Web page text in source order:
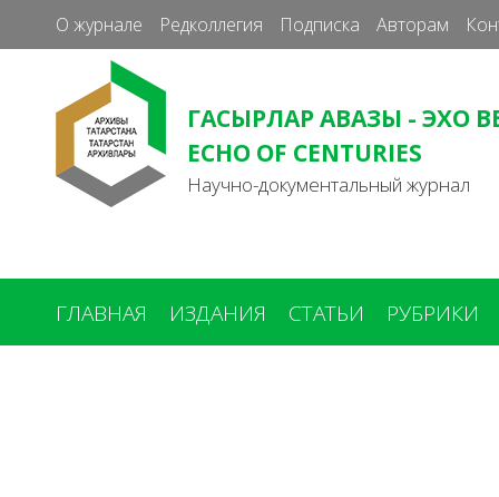
О журнале Редколлегия Подписка Авторам
ГАСЫРЛАР АВАЗЫ - ЭХО
ECHO OF CENTURIES
Научно-документальный журнал
ГЛАВНАЯ ИЗДАНИЯ СТАТЬИ РУБРИКИ